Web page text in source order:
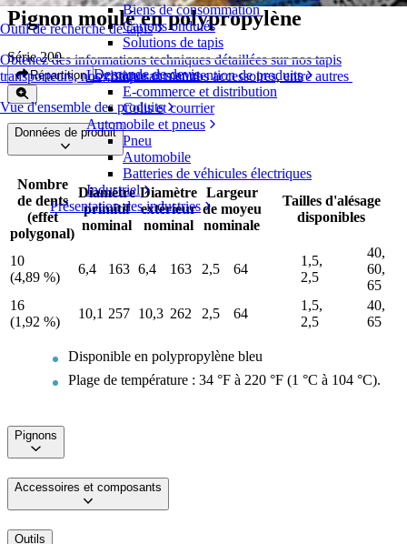
Outil de recherche de tapis
Obtenez des informations techniques détaillées sur nos tapis
transporteurs, nos composants et nos accessoires, entre autres
Vue d'ensemble des produits
Biens de consommation
Cartons ondulés
Solutions de tapis
Logistique et manutention de produits
E-commerce et distribution
Colis et courrier
Automobile et pneus
Pneu
Automobile
Batteries de véhicules électriques
Industriel
Présentation des industries
Pignon moulé en polypropylène
Série 200
Répartition Demande de devis
Données de produit
Nombre
de dents
(effet
polygonal)
Diamètre
primitif
nominal
Diamètre
extérieur
nominal
Largeur
de moyeu
nominale
Tailles d'alésage
disponibles
10
(4,89 %)
6,4 163 6,4 163 2,5 64
1,5,
2,5
40,
60,
65
16
(1,92 %)
10,1 257 10,3 262 2,5 64
1,5,
2,5
40,
65
Disponible en polypropylène bleu
Plage de température : 34 °F à 220 °F (1 °C à 104 °C).
Pignons
Accessoires et composants
Outils